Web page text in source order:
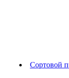
Сортовой